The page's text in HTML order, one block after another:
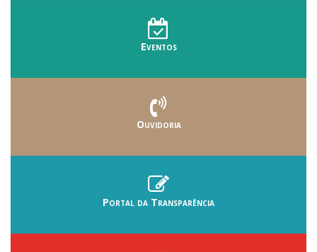
Eventos
Ouvidoria
Portal da Transparência